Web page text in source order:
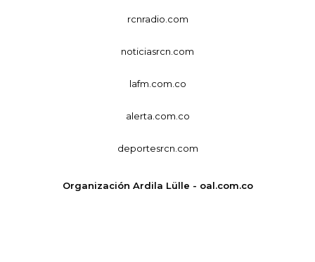
rcnradio.com
noticiasrcn.com
lafm.com.co
alerta.com.co
deportesrcn.com
Organización Ardila Lülle - oal.com.co